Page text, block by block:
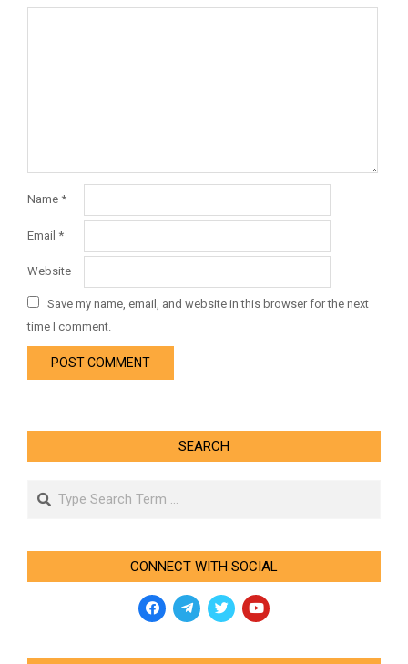
Name *
Email *
Website
Save my name, email, and website in this browser for the next
time I comment.
SEARCH
Search
CONNECT WITH SOCIAL